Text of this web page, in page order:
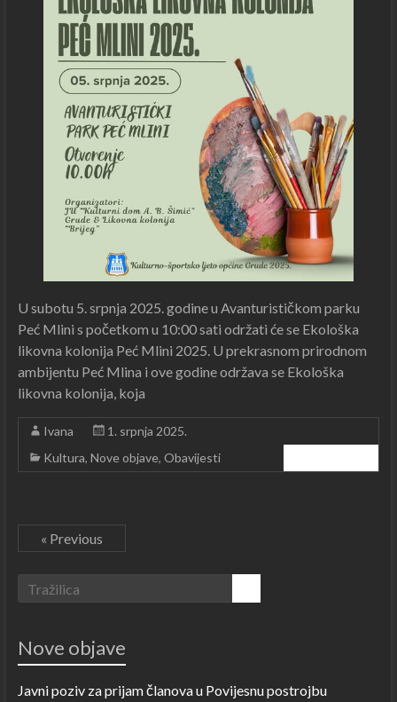
U subotu 5. srpnja 2025. godine u Avanturističkom parku
Peć Mlini s početkom u 10:00 sati održati će se Ekološka
likovna kolonija Peć Mlini 2025. U prekrasnom prirodnom
ambijentu Peć Mlina i ove godine održava se Ekološka
likovna kolonija, koja
Ivana
1. srpnja 2025.
Kultura, Nove objave, Obavijesti
« Previous
Nove objave
Javni poziv za prijam članova u Povijesnu postrojbu